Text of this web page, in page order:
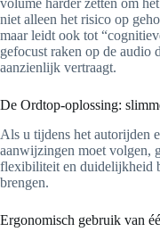
niet alleen het risico op
maar leidt ook tot
gefocust raken op de audio
aanzienlijk vertraagt.
De Ordtop-oplossing:
Als u tijdens het autorijden
aanwijzingen moet volgen,
flexibiliteit en duidelijkheid
brengen.
Ergonomisch gebruik van